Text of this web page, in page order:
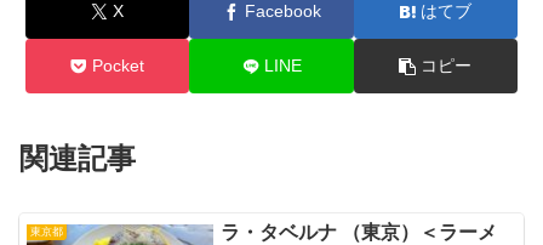
X Facebook はてブ
Pocket LINE コピー
関連記事
東京都
ラ・タベルナ （東京）＜ラーメ